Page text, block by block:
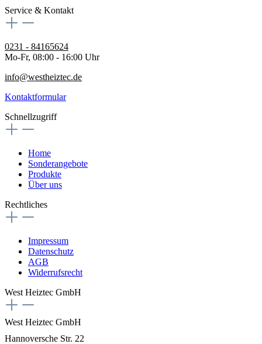
Service & Kontakt
0231 - 84165624
Mo-Fr, 08:00 - 16:00 Uhr
info@westheiztec.de
Kontaktformular
Schnellzugriff
Home
Sonderangebote
Produkte
Über uns
Rechtliches
Impressum
Datenschutz
AGB
Widerrufsrecht
West Heiztec GmbH
West Heiztec GmbH
Hannoversche Str. 22